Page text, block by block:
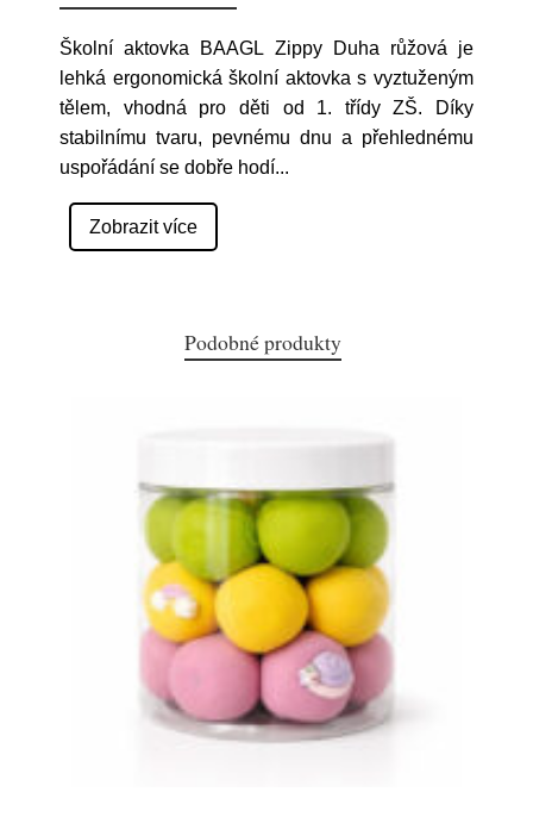
Školní aktovka BAAGL Zippy Duha růžová je
lehká ergonomická školní aktovka s vyztuženým
tělem, vhodná pro děti od 1. třídy ZŠ. Díky
stabilnímu tvaru, pevnému dnu a přehlednému
uspořádání se dobře hodí...
Zobrazit více
Podobné produkty